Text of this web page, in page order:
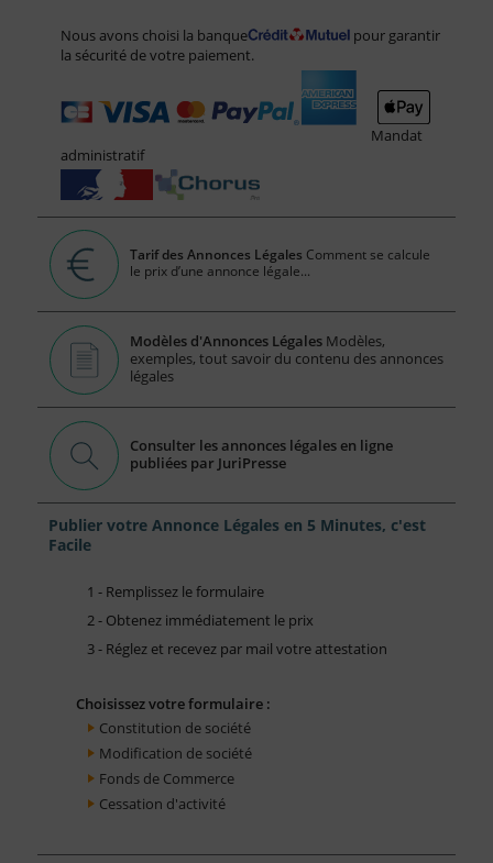
Nous avons choisi la banque
pour garantir
la sécurité de votre paiement.
Mandat
administratif
Tarif des Annonces Légales Comment se calcule
le prix d’une annonce légale...
Modèles d'Annonces Légales Modèles,
exemples, tout savoir du contenu des annonces
légales
Consulter les annonces légales en ligne
publiées par JuriPresse
Publier votre Annonce Légales en 5 Minutes, c'est
Facile
1 - Remplissez le formulaire
2 - Obtenez immédiatement le prix
3 - Réglez et recevez par mail votre attestation
Choisissez votre formulaire :
Constitution de société
Modification de société
Fonds de Commerce
Cessation d'activité